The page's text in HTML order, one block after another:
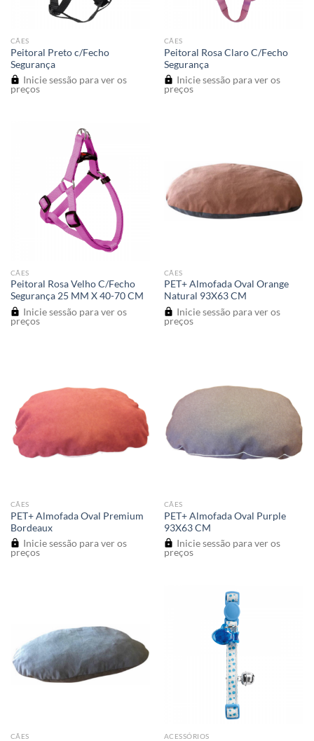
CÃES
Peitoral Preto c/Fecho
Segurança
Inicie sessão para ver os
preços
CÃES
Peitoral Rosa Claro C/Fecho
Segurança
Inicie sessão para ver os
preços
CÃES
Peitoral Rosa Velho C/Fecho
Segurança 25 MM X 40-70 CM
Inicie sessão para ver os
preços
CÃES
PET+ Almofada Oval Orange
Natural 93X63 CM
Inicie sessão para ver os
preços
CÃES
PET+ Almofada Oval Premium
Bordeaux
Inicie sessão para ver os
preços
CÃES
PET+ Almofada Oval Purple
93X63 CM
Inicie sessão para ver os
preços
CÃES ACESSÓRIOS